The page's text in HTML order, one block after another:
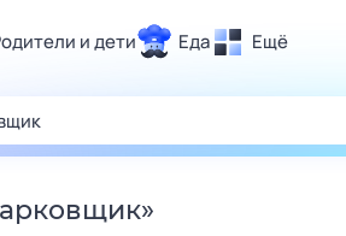
и дети Еда Ещё
Здоровье
Развлечения и отдых
Спорт
»